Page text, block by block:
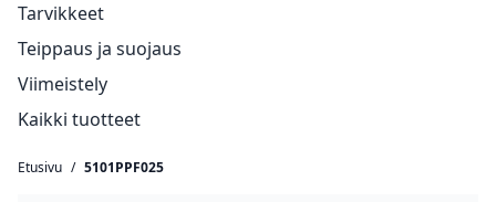
Tarvikkeet
Teippaus ja suojaus
Viimeistely
Kaikki tuotteet
Etusivu / 5101PPF025